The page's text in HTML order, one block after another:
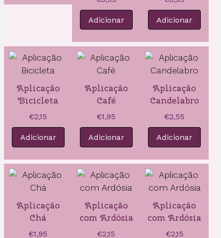
Adicionar Adicionar
Aplicação
Bicicleta
€2,15
Adicionar
Aplicação
Café
€1,95
Adicionar
Aplicação
Candelabro
€2,55
Adicionar
Aplicação
Chá
€1,95
Aplicação
com Ardósia
€2,15
Aplicação
com Ardósia
€2,15